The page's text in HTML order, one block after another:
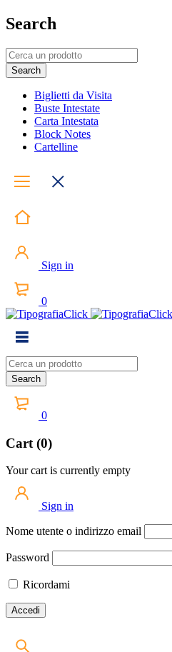
Search
Biglietti da Visita
Buste Intestate
Carta Intestata
Block Notes
Cartelline
Sign in
0
0
Cart (0)
Your cart is currently empty
Sign in
Nome utente o indirizzo email
Password
Ricordami